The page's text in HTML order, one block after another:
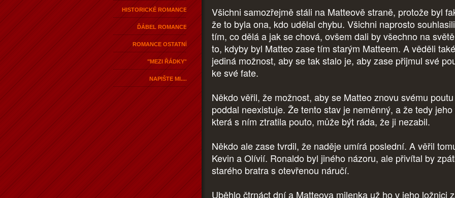
HISTORICKÉ ROMANCE
ĎÁBEL ROMANCE
ROMANCE OSTATNÍ
"MEZI ŘÁDKY"
NAPIŠTE MI....
Všichni samozřejmě stáli na Matteově straně, protože byl
že to byla ona, kdo udělal chybu. Všichni naprosto
tím, co dělá a jak se chová, ovšem dali by všechno na
to, kdyby byl Matteo zase tím starým Matteem. A věděli
jediná možnost, aby se tak stalo je, aby zase přijmul své
ke své fate.
Někdo věřil, že možnost, aby se Matteo znovu svému poutu
poddal neexistuje. Že tento stav je neměnný, a že tedy
která s ním ztratila pouto, může být ráda, že ji nezabil.
Někdo ale zase tvrdil, že naděje umírá poslední. A věřil
Kevin a Olívií. Ronaldo byl jiného názoru, ale přivítal by
starého bratra s otevřenou náručí.
Uběhlo čtrnáct dní a Matteova milenka už ho v jeho ložnici